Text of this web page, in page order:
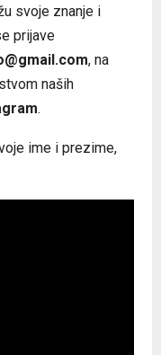
svoje znanje i
prijave
, na
naših
.
ime i prezime,